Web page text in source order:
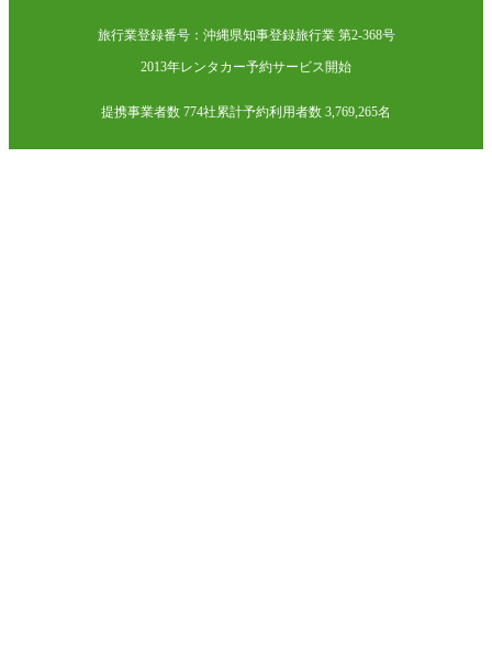
旅行業登録番号：沖縄県知事登録旅行業 第2-368号
2013年レンタカー予約サービス開始
提携事業者数 774社累計予約利用者数 3,769,265名